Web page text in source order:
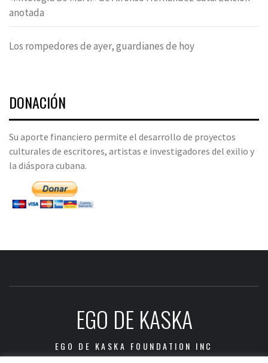
anotada
Los rompedores de ayer, guardianes de hoy
DONACIÓN
Su aporte financiero permite el desarrollo de proyectos
culturales de escritores, artistas e investigadores del exilio y
la diáspora cubana.
EGO DE KASKA
EGO DE KASKA FOUNDATION INC